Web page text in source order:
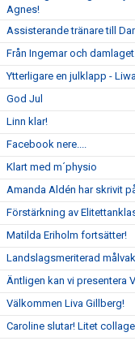
Agnes!
Assisterande tränare till
Från Ingemar och damlaget...
Ytterligare en julklapp -
God Jul
Linn klar!
Facebook nere....
Klart med m´physio
Amanda Aldén har skrivit
Förstärkning av
Matilda Eriholm fortsätter!
Landslagsmeriterad
Äntligen kan vi presentera
Välkommen Liva Gillberg!
Caroline slutar! Litet